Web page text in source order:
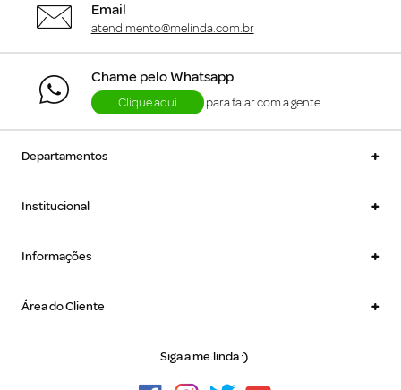
Email
atendimento@melinda.com.br
Chame pelo Whatsapp
Clique aqui para falar com a gente
Departamentos +
Institucional +
Informações +
Área do Cliente +
Siga a me.linda :)